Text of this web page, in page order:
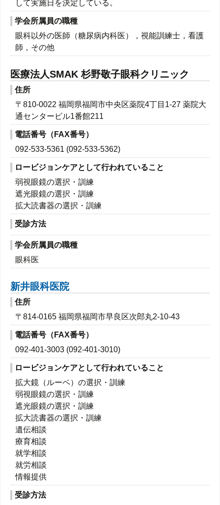
して実施日を決定している。
学会所属員の職種
眼科以外の医師（糖尿病内科医），視能訓練士，看護
師，その他
医療法人SMAK 杉野敬子眼科クリニック
住所
〒810-0022 福岡県福岡市中央区薬院4丁目1-27 薬院大
通センタービル1番館211
電話番号（FAX番号）
092-533-5361 (092-533-5362)
ロービジョンケアとして行われていること
弱視眼鏡の選択・訓練
遮光眼鏡の選択・訓練
拡大読書器の選択・訓練
受診方法
学会所属員の職種
眼科医
新井眼科医院
住所
〒814-0165 福岡県福岡市早良区次郎丸2-10-43
電話番号（FAX番号）
092-401-3003 (092-401-3010)
ロービジョンケアとして行われていること
拡大鏡（ルーペ）の選択・訓練
弱視眼鏡の選択・訓練
遮光眼鏡の選択・訓練
拡大読書器の選択・訓練
遺伝相談
療育相談
就学相談
就労相談
情報提供
受診方法